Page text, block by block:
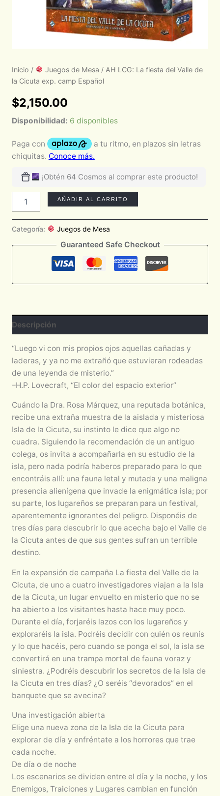
Inicio / Juegos de Mesa / AH LCG: La fiesta del Valle de
la Cicuta exp. camp Español
$2,150.00
Disponibilidad: 6 disponibles
¡Obtén 64 Cosmos al comprar este producto!
AÑADIR AL CARRITO
Categoría: Juegos de Mesa
Guaranteed Safe Checkout
Descripción
“Luego vi con mis propios ojos aquellas cañadas y
laderas, y ya no me extrañó que estuvieran rodeadas
de una leyenda de misterio.”
–H.P. Lovecraft, “El color del espacio exterior”
Cuándo la Dra. Rosa Márquez, una reputada botánica,
recibe una extraña muestra de la aislada y misteriosa
Isla de la Cicuta, su instinto le dice que algo no
cuadra. Siguiendo la recomendación de un antiguo
colega, os invita a acompañarla en su estudio de la
isla, pero nada podría haberos preparado para lo que
encontráis allí: una fauna letal y mutada y una maligna
presencia alienígena que invade la enigmática isla; por
su parte, los lugareños se preparan para un festival,
aparentemente ignorantes del peligro. Disponéis de
tres días para descubrir lo que acecha bajo el Valle de
la Cicuta antes de que sus gentes sufran un terrible
destino.
En la expansión de campaña La fiesta del Valle de la
Cicuta, de uno a cuatro investigadores viajan a la Isla
de la Cicuta, un lugar envuelto en misterio que no se
ha abierto a los visitantes hasta hace muy poco.
Durante el día, forjaréis lazos con los lugareños y
exploraréis la isla. Podréis decidir con quién os reunís
y lo que hacéis, pero cuando se ponga el sol, la isla se
convertirá en una trampa mortal de fauna voraz y
siniestra. ¿Podréis descubrir los secretos de la Isla de
la Cicuta en tres días? ¿O seréis “devorados” en el
banquete que se avecina?
Una investigación abierta
Elige una nueva zona de la Isla de la Cicuta para
explorar de día y enfréntate a los horrores que trae
cada noche.
De día o de noche
Los escenarios se dividen entre el día y la noche, y los
Enemigos, Traiciones y Lugares cambian en función